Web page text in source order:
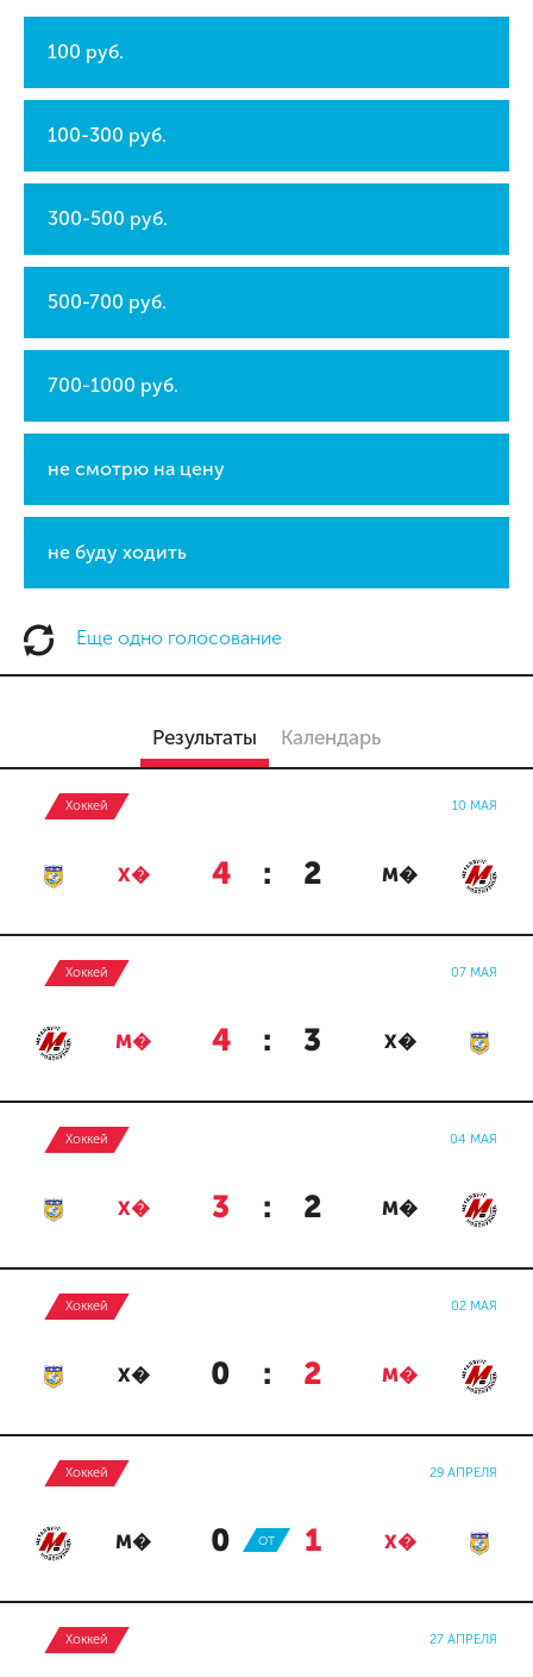
100 руб.
100-300 руб.
300-500 руб.
500-700 руб.
700-1000 руб.
не смотрю на цену
не буду ходить
Еще одно голосование
Результаты Календарь
Хоккей 10 МАЯ
Х� 4 : 2 М�
Хоккей 07 МАЯ
М� 4 : 3 Х�
Хоккей 04 МАЯ
Х� 3 : 2 М�
Хоккей 02 МАЯ
Х� 0 : 2 М�
Хоккей 29 АПРЕЛЯ
М� 0 : 1 Х�
ОТ
Хоккей 27 АПРЕЛЯ